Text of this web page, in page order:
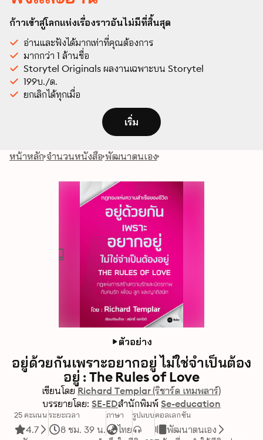
ก้าวเข้าสู่โลกแห่งเรื่องราวอันไม่มีที่สิ้นสุด
อ่านและฟังได้มากเท่าที่คุณต้องการ
มากกว่า 1 ล้านชื่อ
Storytel Originals ผลงานเฉพาะบน Storytel
199บ./ด.
ยกเลิกได้ทุกเมื่อ
เริ่ม
หน้าหลัก จำนวนหนังสือ พัฒนาตนเอง
ตัวอย่าง
อยู่ด้วยกันเพราะอยากอยู่ ไม่ใช่จำเป็นต้อง
อยู่ : The Rules of Love
เขียนโดย Richard Templar (ริชาร์ด เทมพลาร์)
บรรยายโดย: SE-EDสำนักพิมพ์ Se-education
25 คะแนน
4.7
ระยะเวลา
8 ชม. 39 น.
ภาษา
ไทย
รูปแบบคอลเลกชัน
พัฒนาตนเอง